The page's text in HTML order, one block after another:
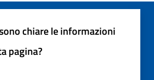
chiare le informazioni
pagina?